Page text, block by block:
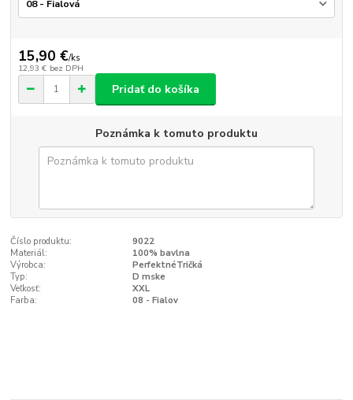
15,90 €/ks
12,93 € bez DPH
Pridať do košíka
Poznámka k tomuto produktu
Číslo produktu:
9022
Materiál:
100% bavlna
Výrobca:
PerfektnéTričká
Typ:
D mske
Veľkosť:
XXL
Farba:
08 - Fialov